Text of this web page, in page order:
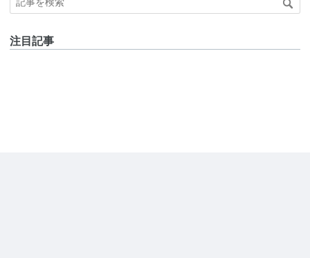
注目記事